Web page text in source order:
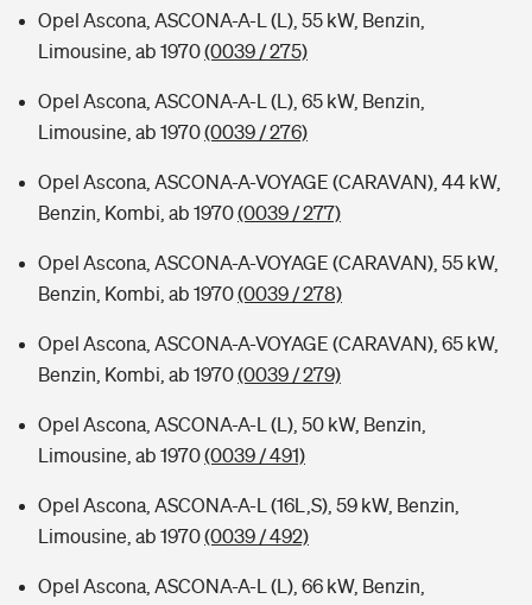
Opel Ascona, ASCONA-A-L (L), 55 kW, Benzin,
Limousine, ab 1970(0039 / 275)
Opel Ascona, ASCONA-A-L (L), 65 kW, Benzin,
Limousine, ab 1970(0039 / 276)
Opel Ascona, ASCONA-A-VOYAGE (CARAVAN), 44 kW,
Benzin, Kombi, ab 1970(0039 / 277)
Opel Ascona, ASCONA-A-VOYAGE (CARAVAN), 55 kW,
Benzin, Kombi, ab 1970(0039 / 278)
Opel Ascona, ASCONA-A-VOYAGE (CARAVAN), 65 kW,
Benzin, Kombi, ab 1970(0039 / 279)
Opel Ascona, ASCONA-A-L (L), 50 kW, Benzin,
Limousine, ab 1970(0039 / 491)
Opel Ascona, ASCONA-A-L (16L,S), 59 kW, Benzin,
Limousine, ab 1970(0039 / 492)
Opel Ascona, ASCONA-A-L (L), 66 kW, Benzin,